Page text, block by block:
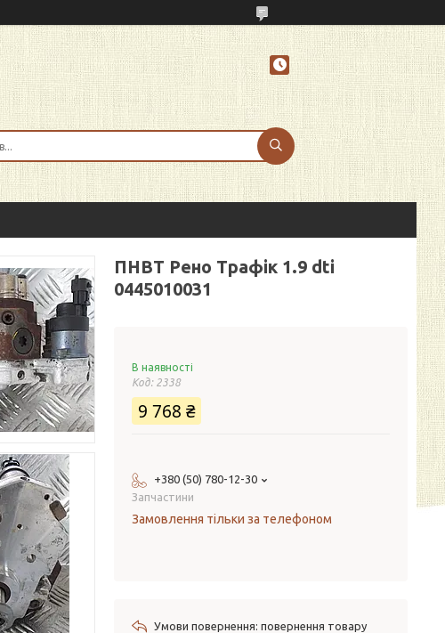
ПНВТ Рено Трафік 1.9 dti
0445010031
В наявності
Код: 2338
9 768 ₴
+380 (50) 780-12-30
Запчастини
Замовлення тільки за телефоном
повернення товару